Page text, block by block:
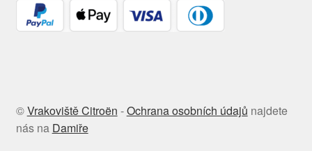
©Vrakoviště Citroën -Ochrana osobních údajů najdete
nás na Damiře